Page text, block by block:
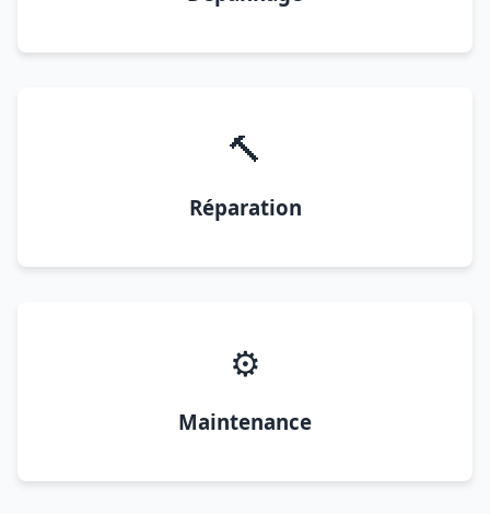
🔨
Réparation
⚙️
Maintenance